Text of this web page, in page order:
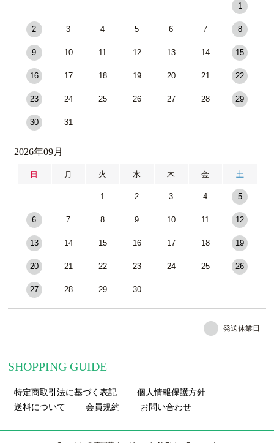
1
2 3 4 5 6 7 8
9 10 11 12 13 14 15
16 17 18 19 20 21 22
23 24 25 26 27 28 29
30 31
2026年09月
日 月 火 水 木 金 土
1 2 3 4 5
6 7 8 9 10 11 12
13 14 15 16 17 18 19
20 21 22 23 24 25 26
27 28 29 30
発送休業日
SHOPPING GUIDE
特定商取引法に基づく表記
個人情報保護方針
送料について
会員規約 お問い合わせ